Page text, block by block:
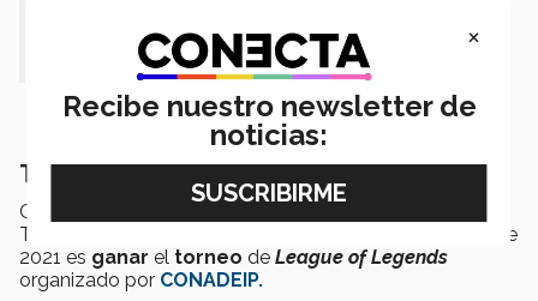
Tec Toluca ¿Están listos para jugar LOL?
Como nuevo coach del representativo de campus
Toluca,
en este
2021 es ganar el torneo de League of Legends
organizado por CONADEIP.
×
Recibe nuestro newsletter de
noticias: